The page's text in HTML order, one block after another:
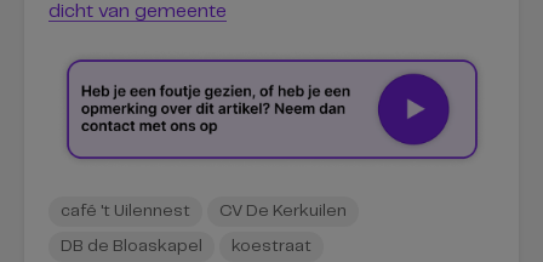
dicht van gemeente
café 't Uilennest CV De Kerkuilen
DB de Bloaskapel koestraat